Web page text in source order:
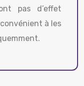
pas d’effet
à les